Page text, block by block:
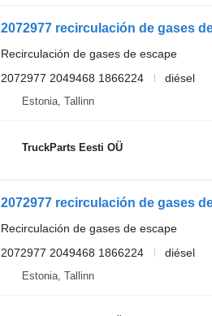
2072977 recirculación de gases
Recirculación de gases de escape
2072977 2049468 1866224
diésel
Estonia, Tallinn
TruckParts Eesti OÜ
2072977 recirculación de gases
Recirculación de gases de escape
2072977 2049468 1866224
diésel
Estonia, Tallinn